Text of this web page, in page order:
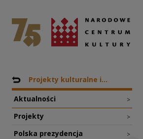
I want
Narodowe Centrum Kultury
Nawigacja
Powrót do: NCK
Projekty kulturalne i...
Aktualności >
Projekty >
Polska prezydencja >